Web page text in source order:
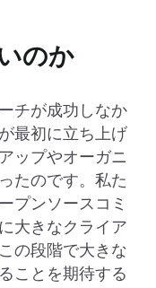
のか
チが成功しなか
最初に立ち上げ
ップやオーガニ
たのです。私た
プンソースコミ
大きなクライア
の段階で大きな
ことを期待する